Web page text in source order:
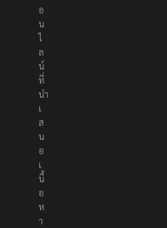
อ
น
ไ
ล
น์
ที่
นำ
เ
ส
น
อ
เ
นื้
อ
ห
า